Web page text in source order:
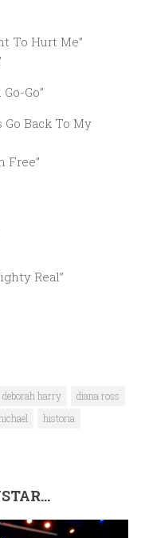
To Hurt Me”
Go”
Go Back To My
Free”
Real”
deborah harry
diana ross
historia